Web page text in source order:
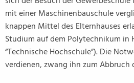
mit einer Maschinenbauschule
knappen Mittel des Elternhauses
Studium auf dem Polytechnikum in
“Technische Hochschule”). Die
verdienen, zwang ihn zum Abbruch